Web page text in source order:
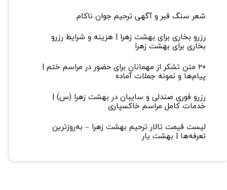
★★
شعر سنگ قبر و آگهی ترحیم جوان ناکام
رزرو بخاری برای بهشت زهرا | هزینه و شرایط رزرو
بخاری برای بهشت زهرا
۲۰ متن تشکر از مهمانان برای حضور در مراسم ختم |
پیام‌ها و نمونه جملات آماده
رزرو فوری صندلی و سایبان در بهشت زهرا (س) |
خدمات کامل مراسم خاکسپاری
لیست قیمت تالار ترحیم بهشت زهرا – به‌روزترین
تعرفه‌ها | بهشت یار